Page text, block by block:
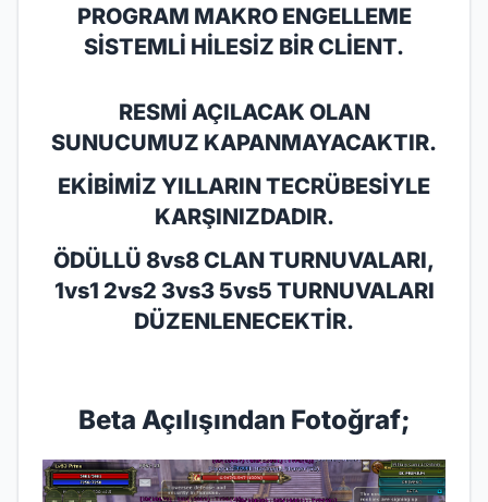
PROGRAM MAKRO ENGELLEME
SİSTEMLİ HİLESİZ BİR CLİENT.
RESMİ AÇILACAK OLAN
SUNUCUMUZ KAPANMAYACAKTIR.
EKİBİMİZ YILLARIN TECRÜBESİYLE
KARŞINIZDADIR.
ÖDÜLLÜ 8vs8 CLAN TURNUVALARI,
1vs1 2vs2 3vs3 5vs5 TURNUVALARI
DÜZENLENECEKTİR.
Beta Açılışından Fotoğraf;